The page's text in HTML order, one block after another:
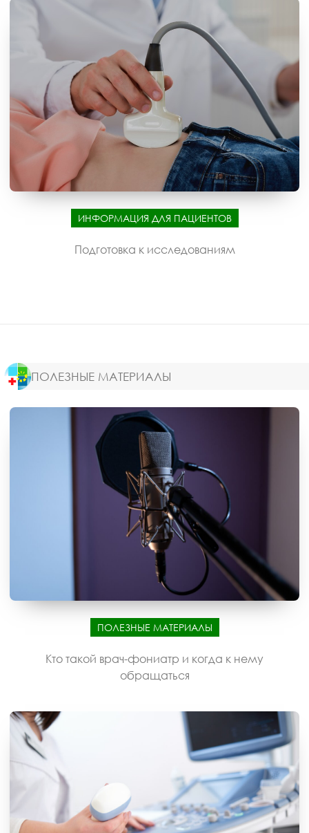
ИНФОРМАЦИЯ ДЛЯ ПАЦИЕНТОВ
Подготовка к исследованиям
ПОЛЕЗНЫЕ МАТЕРИАЛЫ
ПОЛЕЗНЫЕ МАТЕРИАЛЫ
Кто такой врач-фониатр и когда к нему
обращаться